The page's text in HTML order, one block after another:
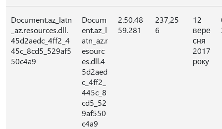
Document.az_latn
_az.resources.dll.
45d2aedc_4ff2_4
45c_8cd5_529af5
50c4a9
Docum
ent.az_l
atn_az.r
esourc
es.dll.4
5d2aed
c_4ff2_
445c_8
cd5_52
9af550
c4a9
2.50.48
59.281
237,25
6
12
вере
сня
2017
року